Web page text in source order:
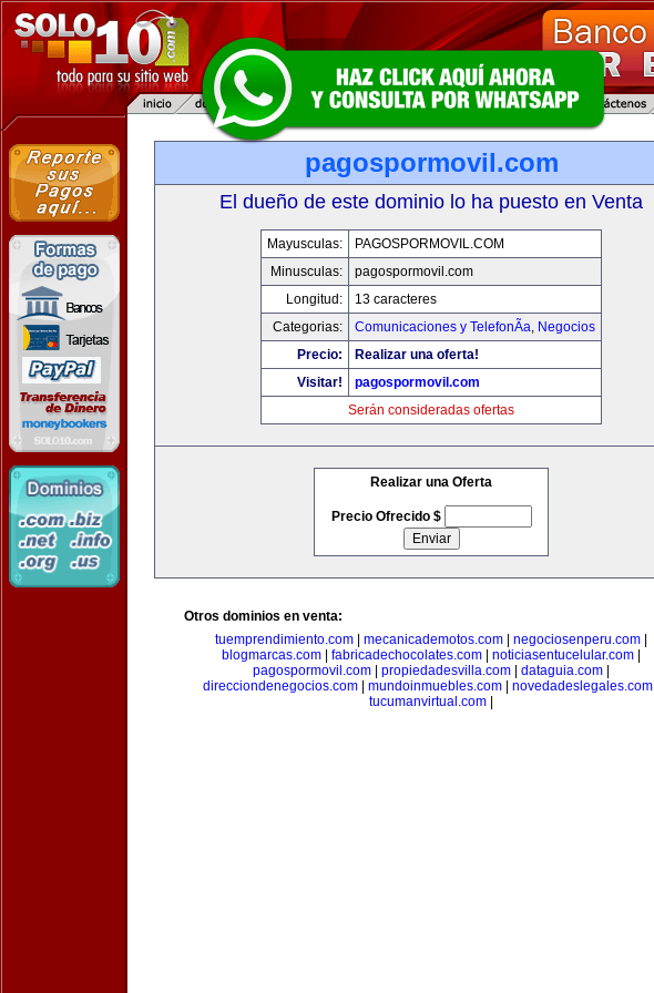
pagospormovil.com
El dueño de este dominio lo ha puesto en Venta
Mayusculas:
PAGOSPORMOVIL.COM
Minusculas:
pagospormovil.com
Longitud:
13 caracteres
Categorias:
Comunicaciones y TelefonÃ­a, Negocios
Precio:
Realizar una oferta!
Visitar!
pagospormovil.com
Serán consideradas ofertas
Realizar una Oferta
Precio Ofrecido $
Otros dominios en venta:
tuemprendimiento.com
mecanicademotos.com negociosenperu.com
blogmarcas.com
fabricadechocolates.com noticiasentucelular.com
pagospormovil.com
propiedadesvilla.com dataguia.com
direcciondenegocios.com
mundoinmuebles.com novedadeslegales.com
tucumanvirtual.com